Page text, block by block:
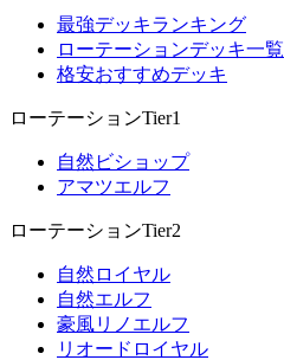
最強デッキランキング
ローテーションデッキ一覧
格安おすすめデッキ
ローテーションTier1
自然ビショップ
アマツエルフ
ローテーションTier2
自然ロイヤル
自然エルフ
豪風リノエルフ
リオードロイヤル